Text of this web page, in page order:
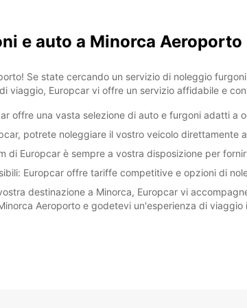
e auto a Minorca
Se state cercando un servizio di noleggio
viaggio, Europcar vi offre un servizio affidabile e
offre una vasta selezione di auto e furgoni adatti
potrete noleggiare il vostro veicolo
di Europcar è sempre a vostra disposizione per
Europcar offre tariffe competitive e opzioni di
destinazione a Minorca, Europcar vi
Aeroporto e godetevi un'esperienza di viaggio